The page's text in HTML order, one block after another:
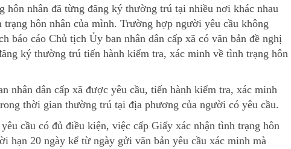
hôn nhân đã từng đăng ký thường trú tại nhiều nơi khác nhau
hôn nhân của mình. Trường hợp người yêu cầu không
báo cáo Chủ tịch Ủy ban nhân dân cấp xã có văn bản đề nghị
ký thường trú tiến hành kiểm tra, xác minh về tình trạng hôn
nhân dân cấp xã được yêu cầu, tiến hành kiểm tra, xác minh
thời gian thường trú tại địa phương của người có yêu cầu.
cầu có đủ điều kiện, việc cấp Giấy xác nhận tình trạng hôn
hạn 20 ngày kể từ ngày gửi văn bản yêu cầu xác minh mà